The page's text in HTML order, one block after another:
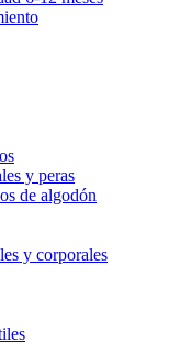
y peras
de algodón
y corporales